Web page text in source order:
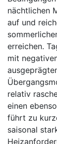
nächtlichen
auf und
erreichen.
mit
relativ
einen
führt zu
saisonal